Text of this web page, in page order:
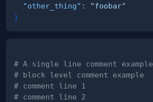
"other_thing" :
"foobar"
}
# A single line comment example
# block level comment example
# comment line 1
# comment line 2